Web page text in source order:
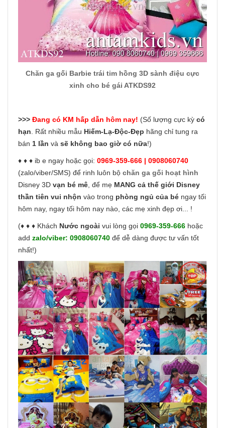
Chăn ga gối Barbie trái tim hồng 3D sành điệu cực
xinh cho bé gái ATKDS92
>>> Đang có KM hấp dẫn hôm nay! (Số lượng cực kỳ có
hạn . Rất nhiều mẫu Hiếm-Lạ-Độc-Đẹp hãng chỉ tung ra
bán 1 lần và sẽ không bao giờ có nữa!)
♦ ♦ ♦ ib e ngay hoặc gọi: 0969-359-666 | 0908060740
(zalo/viber/SMS) để rinh luôn bộ chăn ga gối hoạt hình
Disney 3D vạn bé mê , để mẹ MANG cả thế giới Disney
thần tiên vui nhộn vào trong phòng ngủ của bé ngay tối
hôm nay, ngay tối hôm nay nào, các mẹ xinh đẹp ơi... !
(♦ ♦ ♦ Khách Nước ngoài vui lòng gọi 0969-359-666 hoặc
add zalo/viber: 0908060740 để dễ dàng được tư vấn tốt
nhất!)